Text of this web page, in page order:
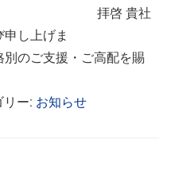
ついて 拝啓 貴社
し上げま
援・ご高配を賜
ー: お知らせ